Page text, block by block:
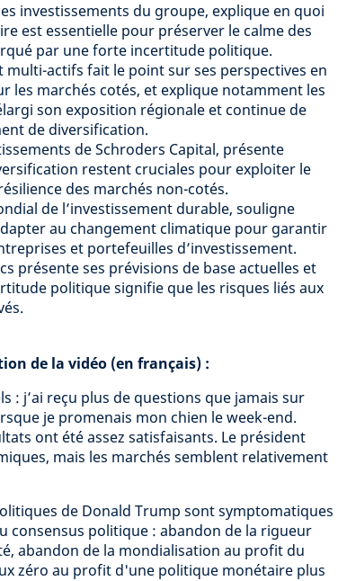
investissements du groupe, explique en quoi
est essentielle pour préserver le calme des
par une forte incertitude politique.
multi-actifs fait le point sur ses perspectives en
les marchés cotés, et explique notamment les
son exposition régionale et continue de
de diversification.
de Schroders Capital, présente
restent cruciales pour exploiter le
des marchés non-cotés.
de l’investissement durable, souligne
au changement climatique pour garantir
et portefeuilles d’investissement.
présente ses prévisions de base actuelles et
politique signifie que les risques liés aux
de la vidéo (en français) :
: j’ai reçu plus de questions que jamais sur
je promenais mon chien le week-end.
ont été assez satisfaisants. Le président
mais les marchés semblent relativement
de Donald Trump sont symptomatiques
consensus politique : abandon de la rigueur
abandon de la mondialisation au profit du
zéro au profit d'une politique monétaire plus